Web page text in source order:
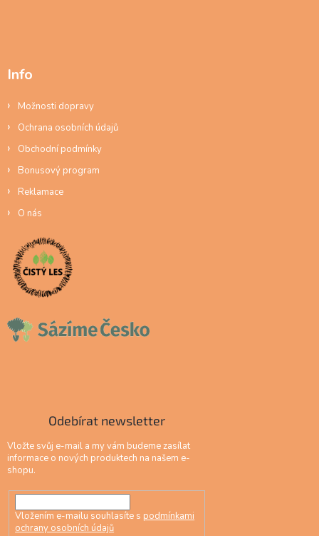
Info
Možnosti dopravy
Ochrana osobních údajů
Obchodní podmínky
Bonusový program
Reklamace
O nás
Odebírat newsletter
Vložte svůj e-mail a my vám budeme zasílat
informace o nových produktech na našem e-
shopu.
Vložením e-mailu souhlasíte s podmínkami
ochrany osobních údajů